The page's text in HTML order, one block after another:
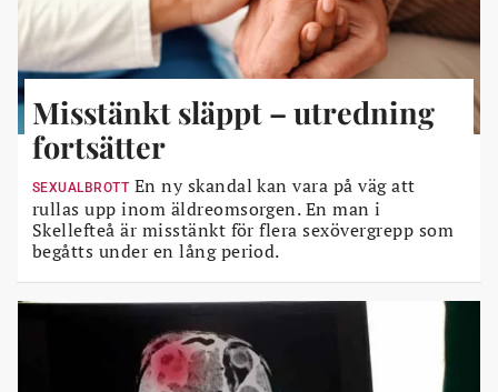
Misstänkt släppt – utredning
fortsätter
SEXUALBROTT En ny skandal kan vara på väg att
rullas upp inom äldreomsorgen. En man i
Skellefteå är misstänkt för flera sexövergrepp som
begåtts under en lång period.